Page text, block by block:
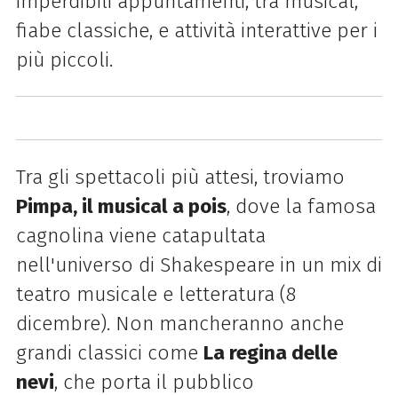
fiabe classiche, e attività interattive per i
più piccoli.
Tra gli spettacoli più attesi, troviamo
Pimpa, il musical a pois, dove la famosa
cagnolina viene catapultata
nell'universo di Shakespeare in un mix di
teatro musicale e letteratura (8
dicembre). Non mancheranno anche
grandi classici come La regina delle
nevi, che porta il pubblico